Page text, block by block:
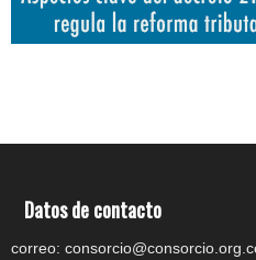
Datos de contacto
correo: